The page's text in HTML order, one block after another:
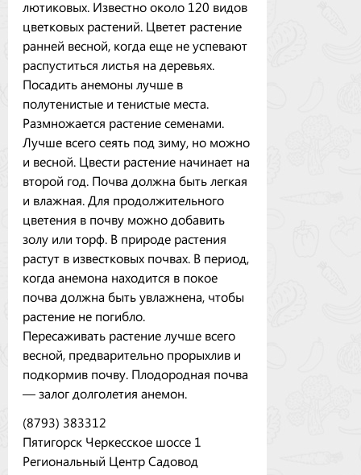
лютиковых. Известно около 120 видов
цветковых растений. Цветет растение
ранней весной, когда еще не успевают
распуститься листья на деревьях.
Посадить анемоны лучше в
полутенистые и тенистые места.
Размножается растение семенами.
Лучше всего сеять под зиму, но можно
и весной. Цвести растение начинает на
второй год. Почва должна быть легкая
и влажная. Для продолжительного
цветения в почву можно добавить
золу или торф. В природе растения
растут в известковых почвах. В период,
когда анемона находится в покое
почва должна быть увлажнена, чтобы
растение не погибло.
Пересаживать растение лучше всего
весной, предварительно прорыхлив и
подкормив почву. Плодородная почва
— залог долголетия анемон.
(8793) 383312
Пятигорск Черкесское шоссе 1
Региональный Центр Садовод